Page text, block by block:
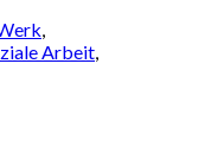
,
Arbeit,